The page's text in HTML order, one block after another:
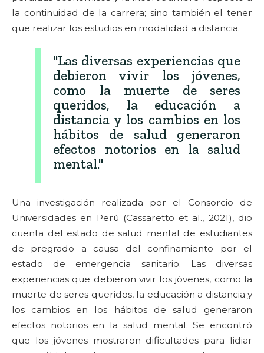
la continuidad de la carrera; sino también el tener
que realizar los estudios en modalidad a distancia.
"Las diversas experiencias que
debieron vivir los jóvenes,
como la muerte de seres
queridos, la educación a
distancia y los cambios en los
hábitos de salud generaron
efectos notorios en la salud
mental."
Una investigación realizada por el Consorcio de
Universidades en Perú (Cassaretto et al., 2021), dio
cuenta del estado de salud mental de estudiantes
de pregrado a causa del confinamiento por el
estado de emergencia sanitario. Las diversas
experiencias que debieron vivir los jóvenes, como la
muerte de seres queridos, la educación a distancia y
los cambios en los hábitos de salud generaron
efectos notorios en la salud mental. Se encontró
que los jóvenes mostraron dificultades para lidiar